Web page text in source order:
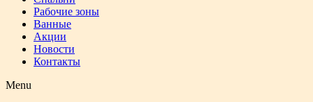
Рабочие зоны
Ванные
Акции
Новости
Контакты
Menu